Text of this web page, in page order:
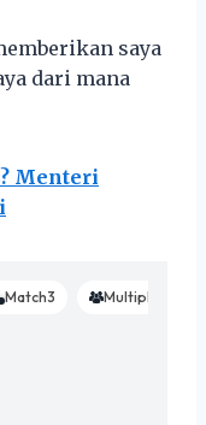
saya
dari mana
Menteri